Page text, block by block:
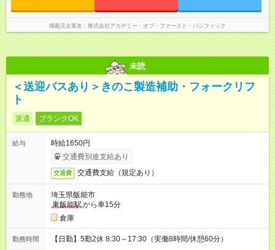
掲載元企業名 株式会社アカデミー・オブ・ファースト・パシフィック
未読
＜送迎バスあり＞きのこ製造補助・フォークリフ
ト
派遣 ブランクOK
給与
時給1650円
交通費別途支給あり
交通費 交通費支給（規定あり）
勤務地
埼玉県飯能市
東飯能駅から車15分
倉庫
勤務時間 【日勤】5勤2休 8:30～17:30（実働8時間/休憩60分）